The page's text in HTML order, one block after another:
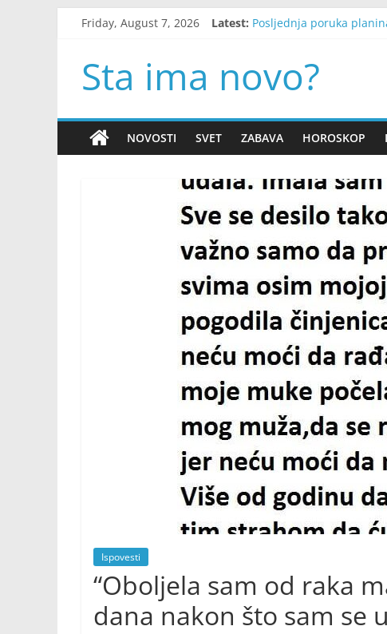
Friday, August 7, 2026 Latest: Posljednja poruka
Osamnaest godina
Misteriozni predmet iz
Sta ima novo?
NOVOSTI SVET ZABAVA HOROSKOP
Ispovesti
“Oboljela sam od raka
dana nakon što sam se